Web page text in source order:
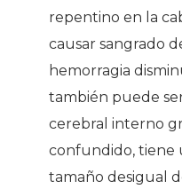
repentino en la
causar sangrado
hemorragia
también puede
cerebral interno
confundido, tiene
tamaño desigual